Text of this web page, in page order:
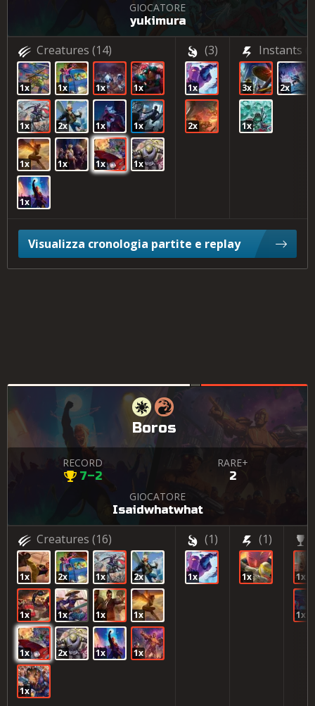
GIOCATORE
yukimura
Creatures (14)
1x 1x 1x 1x
1x 2x 1x 1x
1x 1x 1x 1x
1x
(3)
1x
2x
Instants
3x 2x
1x
Visualizza cronologia partite e replay
Boros
RECORD
7–2
RARE+
2
GIOCATORE
Isaidwhatwhat
Creatures (16)
1x 2x 1x 2x
1x 1x 1x 1x
1x 2x 1x 1x
1x
(1)
1x
(1)
1x 1x
1x